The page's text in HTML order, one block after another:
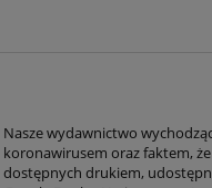
Nasze wydawnictwo
koronawirusem oraz faktem,
dostępnych drukiem,